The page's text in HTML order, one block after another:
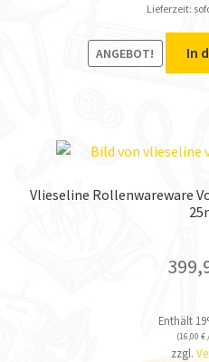
Lieferzeit:
ANGEBOT! In
Vlieseline Rollenwareware
Enthält
(16,00 €
zzgl.